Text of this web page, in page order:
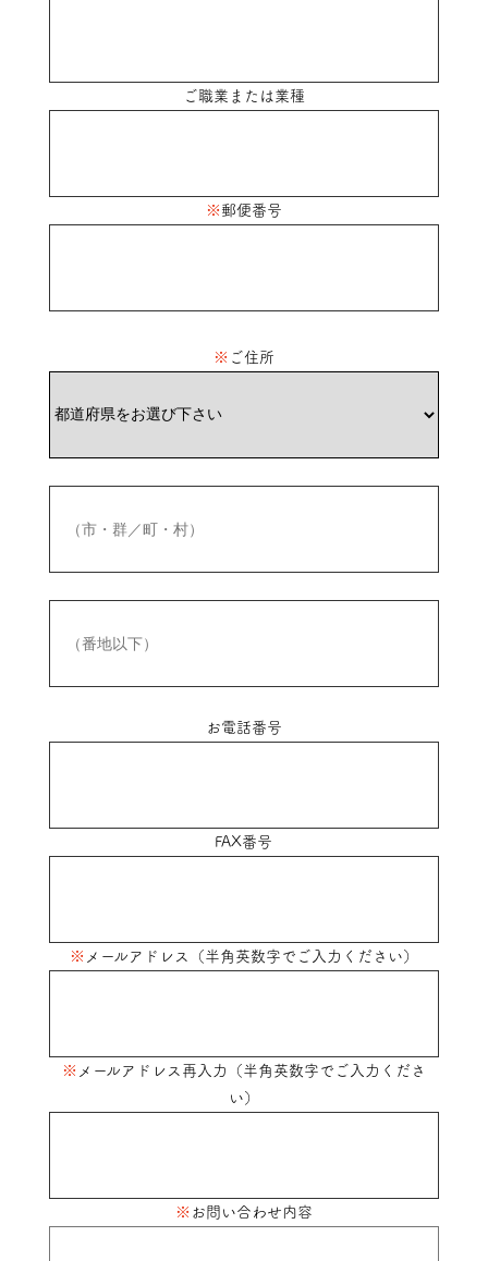
ご職業または業種
※ 郵便番号
※ ご住所
お電話番号
FAX番号
※ メールアドレス （半角英数字でご入力ください）
※ メールアドレス再入力（半角英数字でご入力くださ
い）
※ お問い合わせ内容